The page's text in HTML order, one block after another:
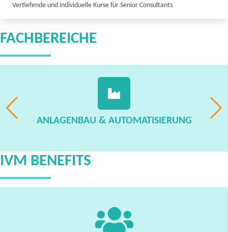
Vertiefende und individuelle Kurse für Senior Consultants
FACHBEREICHE
ANLAGENBAU & AUTOMATISIERUNG
IVM BENEFITS